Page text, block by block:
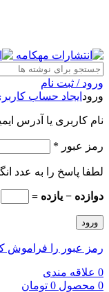
ورود / ثبت نام
ورود ایجاد حساب
نام کاربری یا آدرس
رمز عبور *
لطفا پاسخ را به عدد
دوازده − یازده =
ورود
رمز عبور را فراموش
0 علاقه مندی
0 محصول 0 تومان